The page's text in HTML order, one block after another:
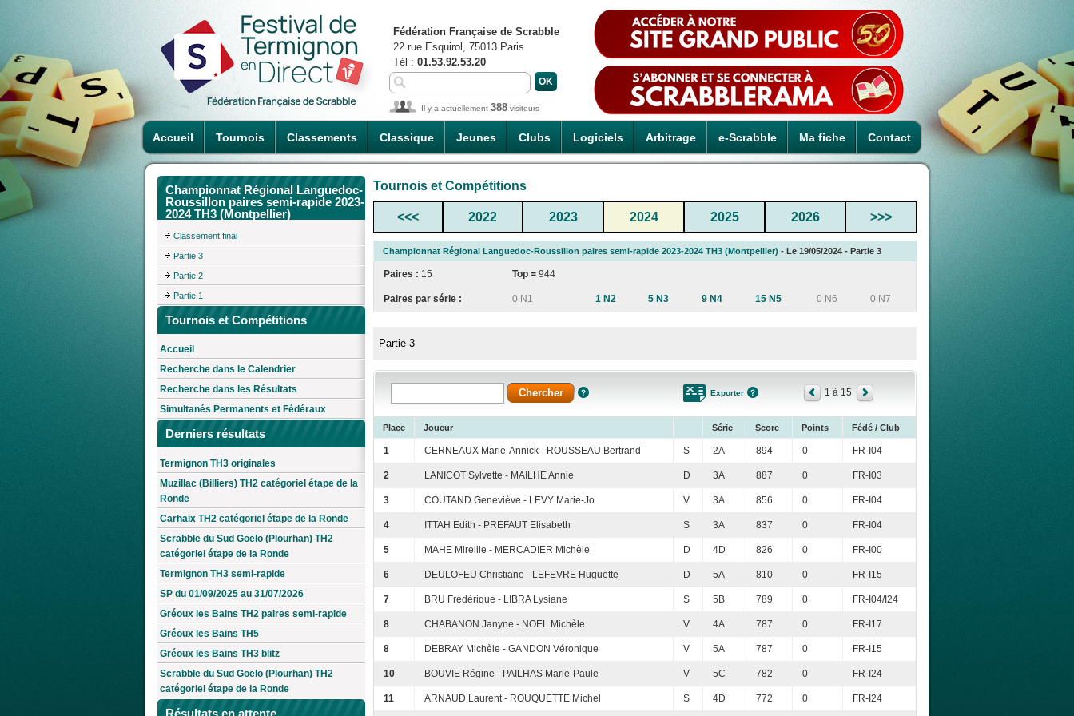
Accueil Tournois Classements Classique Jeunes Clubs Logiciels Arbitrage e-Scrabble Ma fiche Contact
Fédération Française de Scrabble
22 rue Esquirol, 75013 Paris
Tél : 01.53.92.53.20
Il y a actuellement 388 visiteurs
Championnat Régional Languedoc-
Roussillon paires semi-rapide 2023-
2024 TH3 (Montpellier)
Classement final
Partie 3
Partie 2
Partie 1
Tournois et Compétitions
Accueil
Recherche dans le Calendrier
Recherche dans les Résultats
Simultanés Permanents et Fédéraux
Derniers résultats
Termignon TH3 originales
Muzillac (Billiers) TH2 catégoriel étape de la
Ronde
Carhaix TH2 catégoriel étape de la Ronde
Scrabble du Sud Goëlo (Plourhan) TH2
catégoriel étape de la Ronde
Termignon TH3 semi-rapide
SP du 01/09/2025 au 31/07/2026
Gréoux les Bains TH2 paires semi-rapide
Gréoux les Bains TH5
Gréoux les Bains TH3 blitz
Scrabble du Sud Goëlo (Plourhan) TH2
catégoriel étape de la Ronde
Tournois et Compétitions
<<< 2022 2023 2024 2025 2026 >>>
Championnat Régional Languedoc-Roussillon paires semi-rapide 2023-2024 TH3 (Montpellier) - Le 19/05/2024 - Partie 3
Paires : 15 Top = 944
Paires par série : 0 N1 1 N2 5 N3 9 N4 15 N5 0 N6 0 N7
Partie 3
Exporter 1 à 15
Place Joueur Série Score Points Fédé / Club
1 CERNEAUX Marie-Annick - ROUSSEAU Bertrand S 2A 894 0 FR-I04
2 LANICOT Sylvette - MAILHE Annie D 3A 887 0 FR-I03
3 COUTAND Geneviève - LEVY Marie-Jo V 3A 856 0 FR-I04
4 ITTAH Edith - PREFAUT Elisabeth S 3A 837 0 FR-I04
5 MAHE Mireille - MERCADIER Michèle D 4D 826 0 FR-I00
6 DEULOFEU Christiane - LEFEVRE Huguette D 5A 810 0 FR-I15
7 BRU Frédérique - LIBRA Lysiane S 5B 789 0 FR-I04/I24
8 CHABANON Janyne - NOEL Michèle V 4A 787 0 FR-I17
8 DEBRAY Michèle - GANDON Véronique V 5A 787 0 FR-I15
10 BOUVIE Régine - PAILHAS Marie-Paule V 5C 782 0 FR-I24
11 ARNAUD Laurent - ROUQUETTE Michel S 4D 772 0 FR-I24